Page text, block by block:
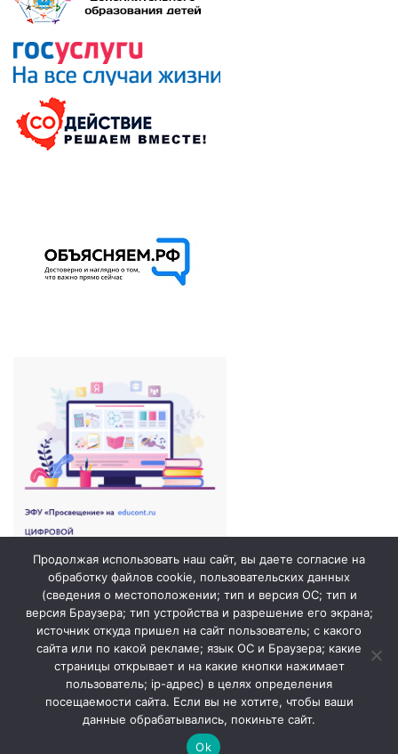
© 2026. ГБОУ СОШ №1 города Похвистнево /
Продолжая использовать наш сайт, вы даете согласие на
обработку файлов cookie, пользовательских данных
(сведения о местоположении; тип и версия ОС; тип и
версия Браузера; тип устройства и разрешение его экрана;
источник откуда пришел на сайт пользователь; с какого
сайта или по какой рекламе; язык ОС и Браузера; какие
страницы открывает и на какие кнопки нажимает
пользователь; ip-адрес) в целях определения
посещаемости сайта. Если вы не хотите, чтобы ваши
данные обрабатывались, покиньте сайт.
Ok